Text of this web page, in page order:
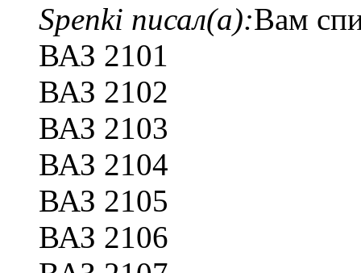
Spenki писал(а):Вам
ВАЗ 2101
ВАЗ 2102
ВАЗ 2103
ВАЗ 2104
ВАЗ 2105
ВАЗ 2106